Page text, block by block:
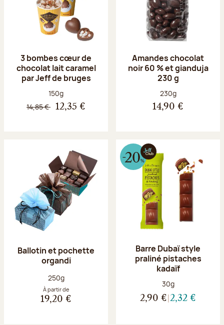
3 bombes cœur de
chocolat lait caramel
par Jeff de bruges
Poids net :
150g
14,85 € 12,35 €
Amandes chocolat
noir 60 % et gianduja
230 g
Poids net :
230g
14,90 €
Ballotin et pochette
organdi
Poids net :
250g
À partir de
19,20 €
Barre Dubaï style
praliné pistaches
kadaïf
Poids net :
30g
2,90 € 2,32 €